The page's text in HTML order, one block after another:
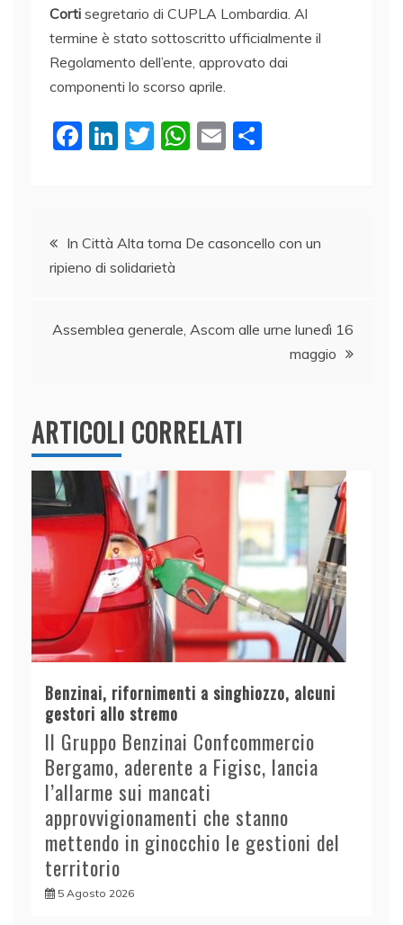
Corti segretario di CUPLA Lombardia. Al
termine è stato sottoscritto ufficialmente il
Regolamento dell’ente, approvato dai
componenti lo scorso aprile.
F
b
o
k
Li
dI
n
T
W
A
E
vi
Navigazione
articoli
In Città Alta torna De casoncello con un
ripieno di solidarietà
Assemblea generale, Ascom alle urne lunedì 16
maggio
ARTICOLI CORRELATI
Benzinai, rifornimenti a singhiozzo, alcuni
gestori allo stremo
Il Gruppo Benzinai Confcommercio
Bergamo, aderente a Figisc, lancia
l’allarme sui mancati
approvvigionamenti che stanno
mettendo in ginocchio le gestioni del
territorio
5 Agosto 2026